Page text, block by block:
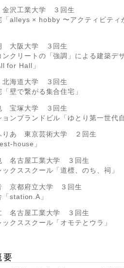
沢工業大学 ３回生
「alleys × hobby 〜アクティビティ
大阪大学 ３回生
ンクリートの「強調」による建築デ
for Hall」
海道大学 ３回生
壁で繋がる集合住宅」
宝塚大学 ３回生
ョンブランドビル「ゆとり第一世代
りあ 東京芸術大学 ２回生
house」
名古屋工業大学 ３回生
ックススクール「道標、のち、祠」
京都府立大学 ３回生
「station.A」
名古屋工業大学 ３回生
ックススクール「オモテとウラ」
要